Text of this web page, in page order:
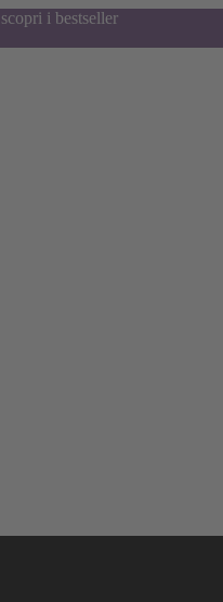
i bestseller